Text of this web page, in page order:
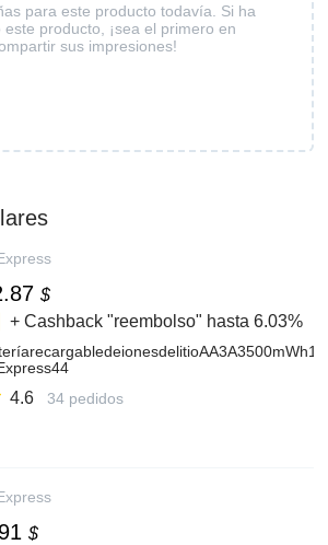
para este producto todavía. Si ha
este producto, ¡sea el primero en
sus impresiones!
$
+ Cashback "reembolso" hasta 6.03%
4.6 34 pedidos
$